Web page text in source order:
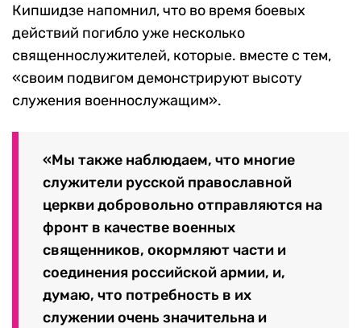
Кипшидзе напомнил, что во время боевых
действий погибло уже несколько
священнослужителей, которые. вместе с тем,
«своим подвигом демонстрируют высоту
служения военнослужащим».
«Мы также наблюдаем, что многие
служители русской православной
церкви добровольно отправляются на
фронт в качестве военных
священников, окормляют части и
соединения российской армии, и,
думаю, что потребность в их
служении очень значительна и